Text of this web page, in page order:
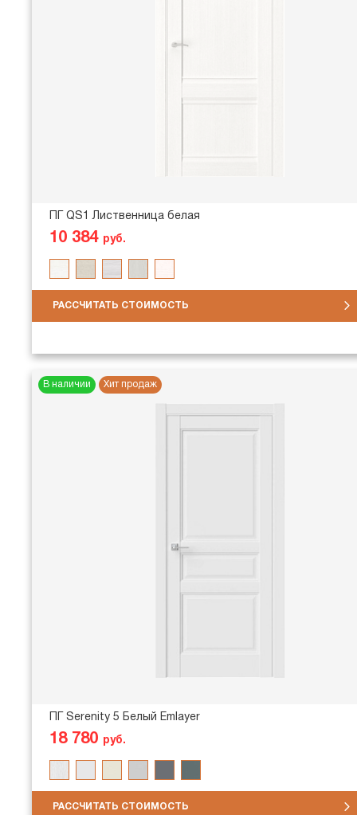
ПГ QS1 Лиственница белая
10 384 руб.
РАССЧИТАТЬ СТОИМОСТЬ
В наличии Хит продаж
ПГ Serenity 5 Белый Emlayer
18 780 руб.
РАССЧИТАТЬ СТОИМОСТЬ